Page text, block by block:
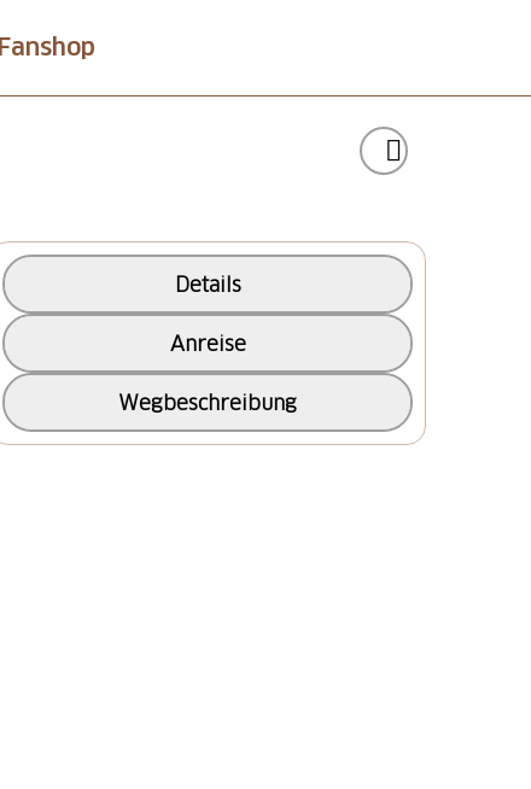
Fanshop
Details
Anreise
Wegbeschreibung